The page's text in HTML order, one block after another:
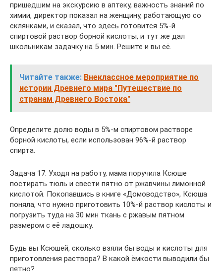
пришедшим на экскурсию в аптеку, важность знаний по
химии, директор показал на женщину, работающую со
склянками, и сказал, что здесь готовится 5%-й
спиртовой раствор борной кислоты, и тут же дал
школьникам задачку на 5 мин. Решите и вы её.
Читайте также: Внеклассное мероприятие по
истории Древнего мира "Путешествие по
странам Древнего Востока"
Определите долю воды в 5%-м спиртовом растворе
борной кислоты, если использован 96%-й раствор
спирта.
Задача 17. Уходя на работу, мама поручила Ксюше
постирать тюль и свести пятно от ржавчины лимонной
кислотой. Покопавшись в книге «Домоводство», Ксюша
поняла, что нужно приготовить 10%-й раствор кислоты и
погрузить туда на 30 мин ткань с ржавым пятном
размером с её ладошку.
Будь вы Ксюшей, сколько взяли бы воды и кислоты для
приготовления раствора? В какой ёмкости выводили бы
пятно?